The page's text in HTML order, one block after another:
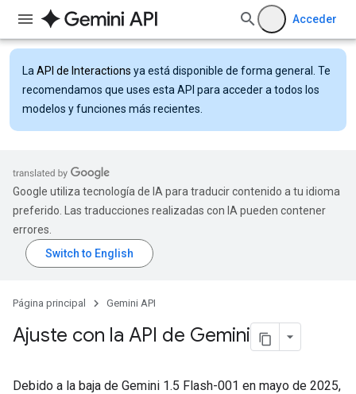
Acceder
La API de Interactions ya está disponible de forma general. Te
recomendamos que uses esta API para acceder a todos los
modelos y funciones más recientes.
Google utiliza tecnología de IA para traducir contenido a tu idioma
preferido. Las traducciones realizadas con IA pueden contener
errores.
Página principal Gemini API
Ajuste con la API de Gemini
Debido a la baja de Gemini 1.5 Flash-001 en mayo de 2025,